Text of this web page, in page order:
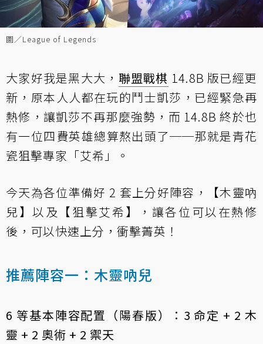
圖／League of Legends
大家好我是黑大大， 聯盟戰棋 14.8B 版已經更
新，原本人人都在玩的鬥士凱莎，已經緊急再
熱修，讓凱莎不再那麼強勢，而 14.8B 終於也
有一位四費英雄總算熬出頭了──那就是青花
瓷狙擊專家「艾希」。
今天為各位準備好 2 套上分好陣容，【木靈吶
兒】以及【狙擊艾希】，讓各位可以在熱修
後，可以快速上分，衝擊菁英！
推薦陣容一：木靈吶兒
6 等基本陣容配置（陽春版）：3 命定 + 2 木
靈 + 2 奧術 + 2 禦天